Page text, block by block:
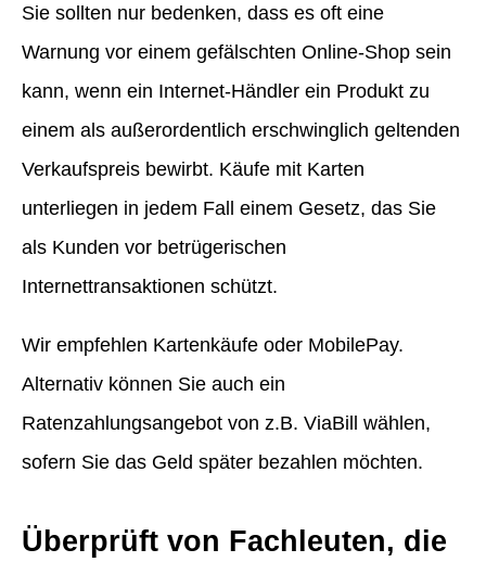
Sie sollten nur bedenken, dass es oft eine
Warnung vor einem gefälschten Online-Shop sein
kann, wenn ein Internet-Händler ein Produkt zu
einem als außerordentlich erschwinglich geltenden
Verkaufspreis bewirbt. Käufe mit Karten
unterliegen in jedem Fall einem Gesetz, das Sie
als Kunden vor betrügerischen
Internettransaktionen schützt.
Wir empfehlen Kartenkäufe oder MobilePay.
Alternativ können Sie auch ein
Ratenzahlungsangebot von z.B. ViaBill wählen,
sofern Sie das Geld später bezahlen möchten.
Überprüft von Fachleuten, die